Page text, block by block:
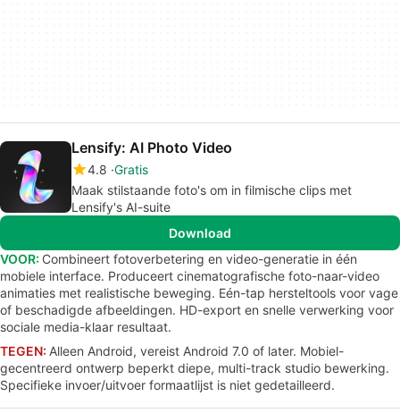
Lensify: AI Photo Video
4.8 Gratis
Maak stilstaande foto's om in filmische clips met
Lensify's AI-suite
Download
VOOR: Combineert fotoverbetering en video-generatie in één
mobiele interface. Produceert cinematografische foto-naar-video
animaties met realistische beweging. Eén-tap hersteltools voor vage
of beschadigde afbeeldingen. HD-export en snelle verwerking voor
sociale media-klaar resultaat.
TEGEN: Alleen Android, vereist Android 7.0 of later. Mobiel-
gecentreerd ontwerp beperkt diepe, multi-track studio bewerking.
Specifieke invoer/uitvoer formaatlijst is niet gedetailleerd.